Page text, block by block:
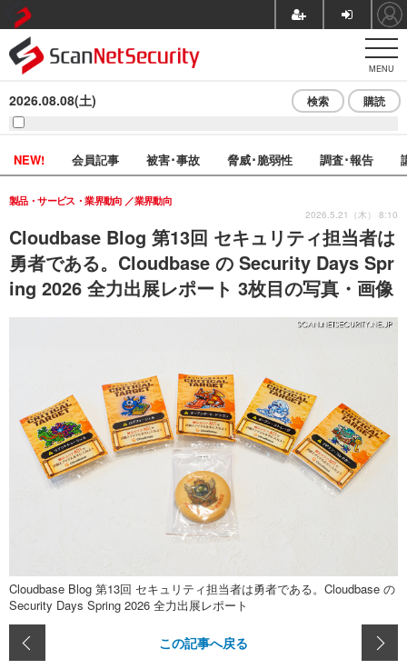
MENU
2026.08.08(土) 検索 購読
NEW! 会員記事 被害･事故 脅威･脆弱性 調査･報告
Cloudbase Blog 第13回 セキュリティ担当者は
勇者である。Cloudbase の Security Days Spr
ing 2026 全力出展レポート 3枚目の写真・画像
製品・サービス・業界動向 業界動向
2026.5.21（木） 8:10
Cloudbase Blog 第13回 セキュリティ担当者は勇者である。Cloudbase の
Security Days Spring 2026 全力出展レポート
この記事へ戻る